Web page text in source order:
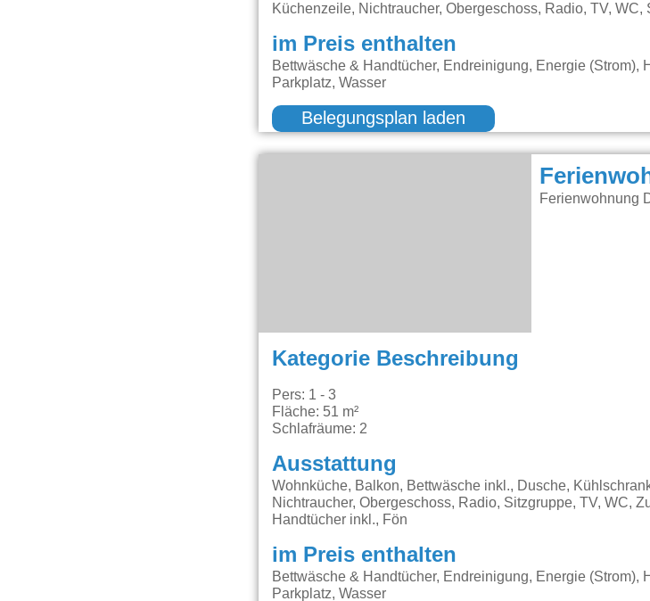
Küchenzeile, Nichtraucher, Obergeschoss, Radio, TV,
im Preis enthalten
Bettwäsche & Handtücher, Endreinigung, Energie (Strom),
Parkplatz, Wasser
Belegungsplan laden
Ferienwohnung
Kategorie Beschreibung
Pers: 1 - 3
Fläche: 51 m²
Schlafräume: 2
Ausstattung
Wohnküche, Balkon, Bettwäsche inkl., Dusche,
Nichtraucher, Obergeschoss, Radio, Sitzgruppe, TV, WC,
Handtücher inkl., Fön
im Preis enthalten
Bettwäsche & Handtücher, Endreinigung, Energie (Strom),
Parkplatz, Wasser